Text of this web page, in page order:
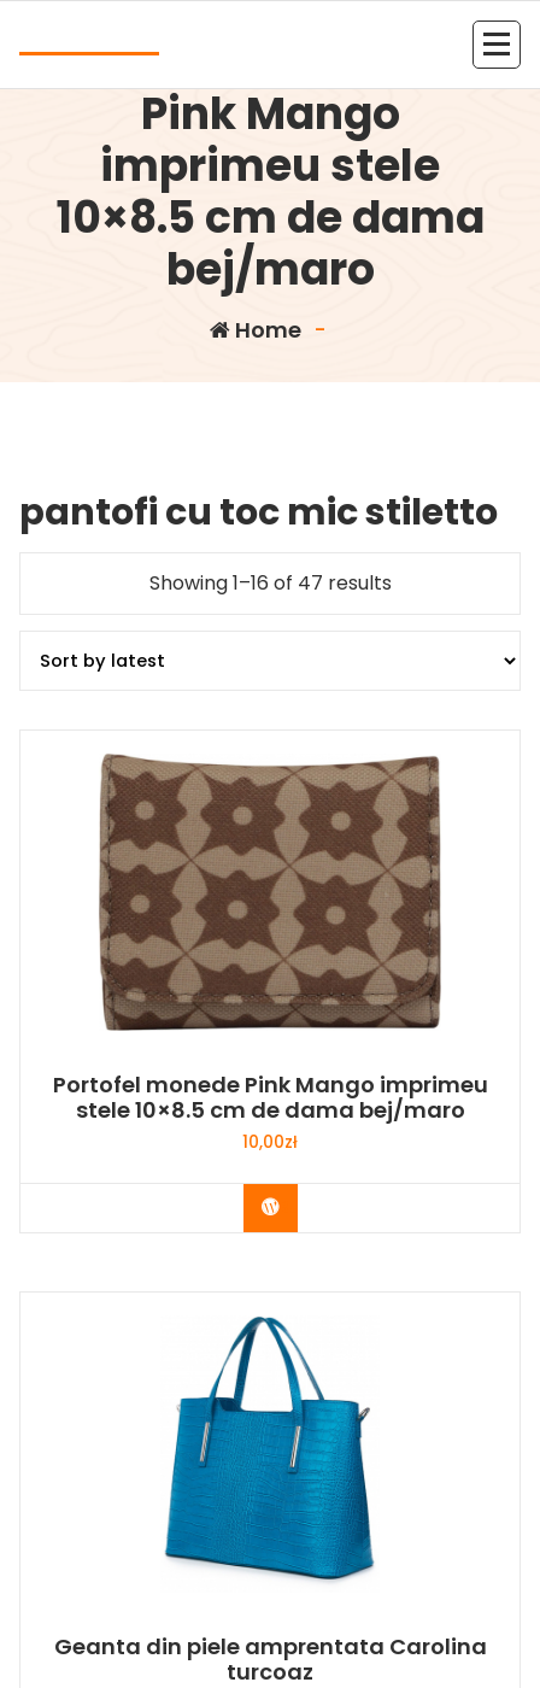
Portofel monede
Pink Mango
imprimeu stele
10×8.5 cm de dama
bej/maro
Home -
pantofi cu toc mic stiletto
Showing 1–16 of 47 results
Portofel monede Pink Mango imprimeu
stele 10×8.5 cm de dama bej/maro
10,00zł
Buy Now
Geanta din piele amprentata Carolina
turcoaz